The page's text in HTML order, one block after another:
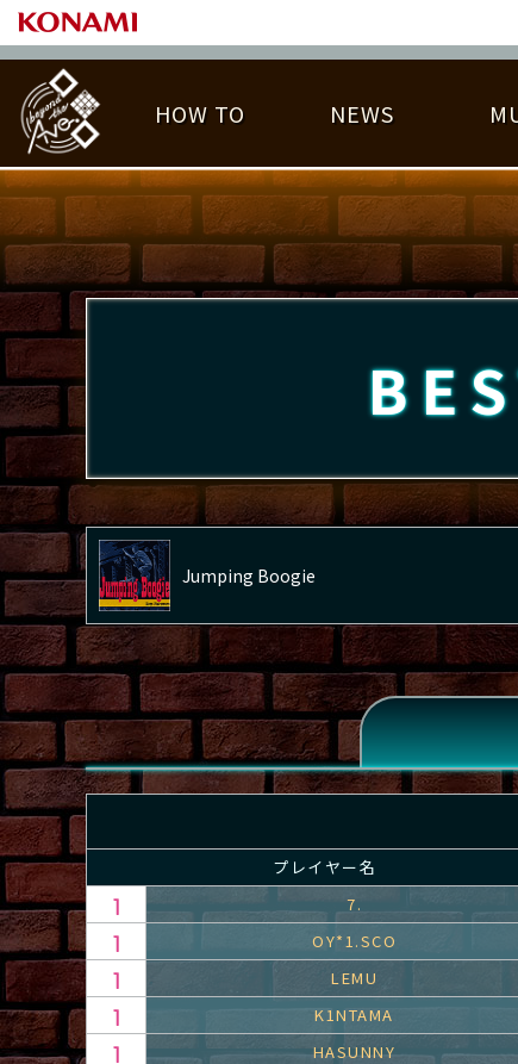
HOW TO NEWS
PLAY DATA TOP
称号 プレー履
ライバル一覧
LICENSE HIT CHART
Jumping Boogie
プレイヤー名
7.
OY*1.SCO
LEMU
K1NTAMA
HASUNNY